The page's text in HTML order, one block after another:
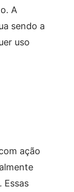
A
sendo a
uso
ação
Essas